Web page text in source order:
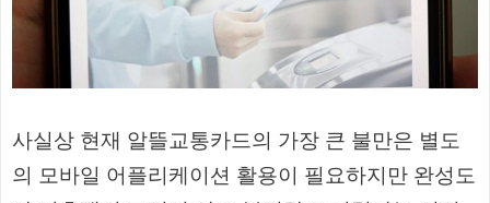
사실상 현재 알뜰교통카드의 가장 큰 불만은 별도
의 모바일 어플리케이션 활용이 필요하지만 완성도